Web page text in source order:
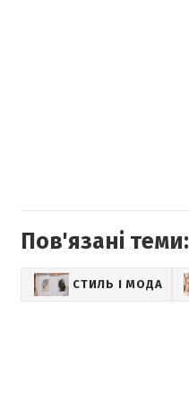
Пов'язані теми:
СТИЛЬ І МОДА